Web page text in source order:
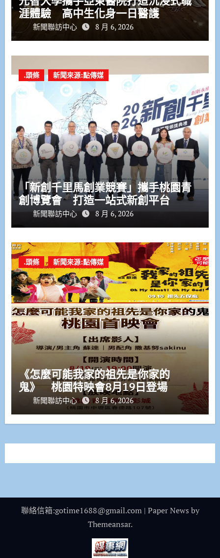
涯體驗 高中生化身一日醫護
新聞聯訪中心 8 月 6, 2026
.頭條 新聞來源:點傳媒
「新創千里馬創業競賽」攜手桃園青
創博覽會 打造一站式新創平台
新聞聯訪中心 8 月 6, 2026
.頭條 新聞來源:點傳媒
《怎麼可能我家的祖先是你家的
鬼》 桃園特映會8月19日登場
新聞聯訪中心 8 月 6, 2026
聯絡信箱:gotime1688@gmail.com | Paper News by
Themeansar.